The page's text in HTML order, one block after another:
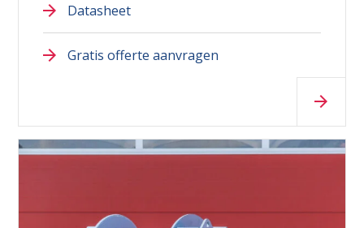
Datasheet
Gratis offerte aanvragen